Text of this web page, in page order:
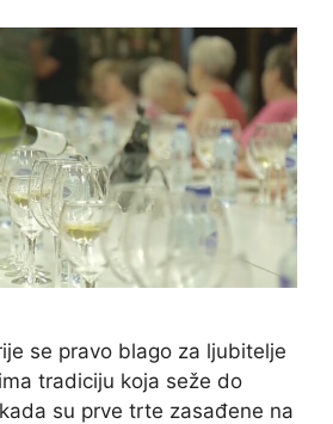
se pravo blago za ljubitelje
tradiciju koja seže do
su prve trte zasađene na